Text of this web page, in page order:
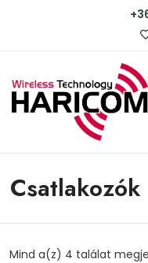
Csatlakozók
Mind a(z) 4 találat